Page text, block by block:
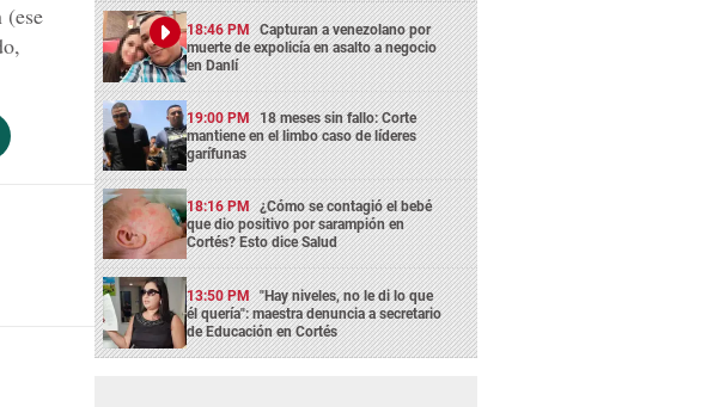
(ese
18:46 PM Capturan a venezolano por
muerte de expolicía en asalto a negocio
en Danlí
19:00 PM 18 meses sin fallo: Corte
mantiene en el limbo caso de líderes
garífunas
18:16 PM ¿Cómo se contagió el bebé
que dio positivo por sarampión en
Cortés? Esto dice Salud
13:50 PM "Hay niveles, no le di lo que
él quería": maestra denuncia a secretario
de Educación en Cortés